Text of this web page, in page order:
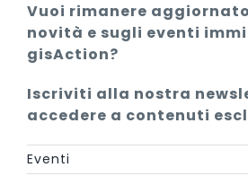
Vuoi rimanere
novità e sugli eventi
gisAction?
Iscriviti alla nostra
accedere a contenuti
Eventi